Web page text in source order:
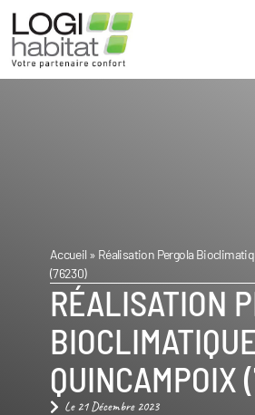
Accueil » Réalisation Pergola
(76230)
RÉALISATION
QUINCAMPOIX
Le 21 Décembre 2023